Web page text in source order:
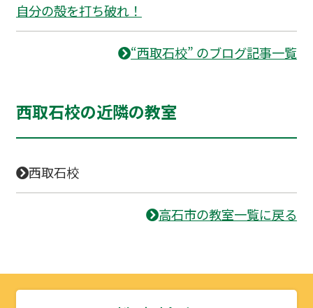
自分の殻を打ち破れ！
“西取石校” のブログ記事一覧
西取石校の近隣の教室
西取石校
高石市の教室一覧に戻る